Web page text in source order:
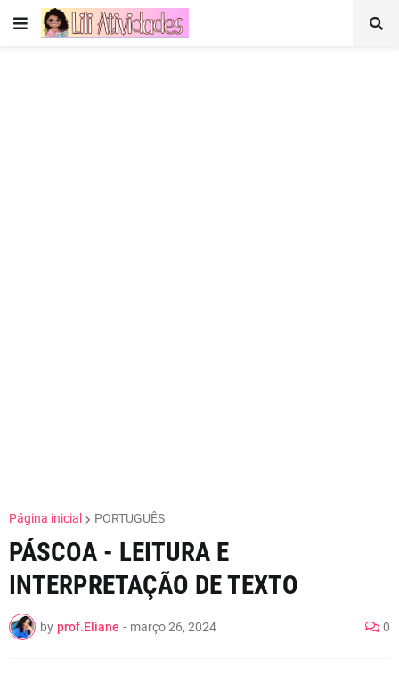
Página inicial PORTUGUÊS
PÁSCOA - LEITURA E
INTERPRETAÇÃO DE TEXTO
by prof.Eliane - março 26, 2024 0